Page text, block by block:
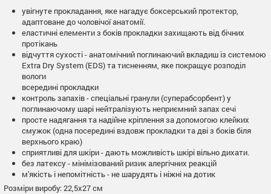
увігнуте прокладання, яке нагадує боксерський протектор,
адаптоване до чоловічої анатомії.
еластичні елементи з боків прокладки захищають від бічних
протікань
відчуття сухості - анатомічний поглинаючий вкладиш із системою
Extra Dry System (EDS) та тисненням, яке покращує розподіл
вологи
всередині прокладки
контроль запахів - спеціальні гранули (суперабсорбент) у
поглинаючому шарі нейтралізують неприємний запах сечі
просте надягання та надійне кріплення за допомогою клейких
смужок (одна посередині вздовж прокладки та дві з боків біля
верхнього краю)
сприятливі для шкіри - дають можливість шкірі вільно дихати.
без латексу - мінімізований ризик алергічних реакцій
м'якість і непомітність - не шарудять і ніжні на дотик
Розміри виробу: 22,5х27 см